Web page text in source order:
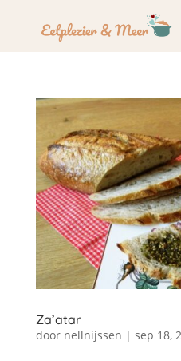
Za’atar
door nellnijssen | sep 18,